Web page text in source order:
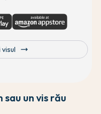
trending_flat
sau un vis rău